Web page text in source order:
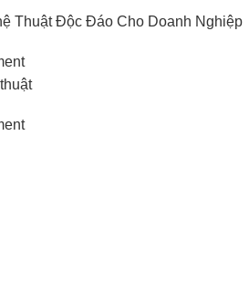
Thuật Độc Đáo Cho Doanh Nghiệp